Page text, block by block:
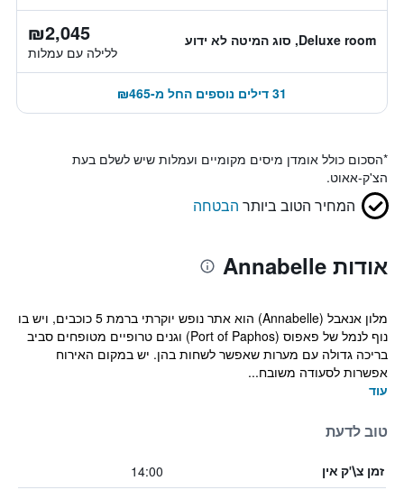
Deluxe room, סוג המיטה לא ידוע ₪2,045
ללילה עם עמלות
31 דילים נוספים החל מ-₪465
*הסכום כולל אומדן מיסים מקומיים ועמלות שיש לשלם בעת
הצ'ק-אאוט.
המחיר הטוב ביותר הבטחה
אודות Annabelle
מלון אנאבל (Annabelle) הוא אתר נופש יוקרתי ברמת 5 כוכבים, ויש בו
נוף לנמל של פאפוס (Port of Paphos) וגנים טרופיים מטופחים סביב
בריכה גדולה עם מערות שאפשר לשחות בהן. יש במקום האירוח
אפשרות לסעודה משובח...
עוד
טוב לדעת
זמן צ\'ק אין 14:00